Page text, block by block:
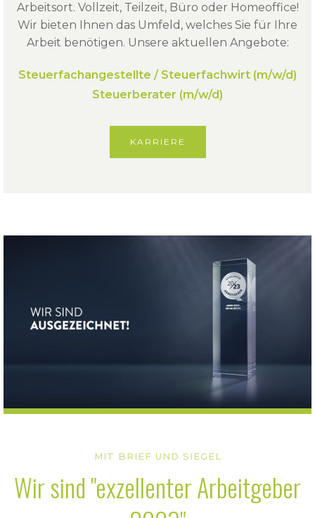
Arbeitsort. Vollzeit, Teilzeit, Büro oder Homeoffice!
Wir bieten Ihnen das Umfeld, welches Sie für Ihre
Arbeit benötigen. Unsere aktuellen Angebote:
Steuerfachangestellte / Steuerfachwirt (m/w/d)
Steuerberater (m/w/d)
KARRIERE
MIT BRIEF UND SIEGEL
Wir sind "exzellenter Arbeitgeber